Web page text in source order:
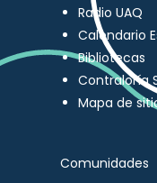
Radio UAQ
Calendario
Bibliotecas
Contraloría
Mapa de
Comunidades